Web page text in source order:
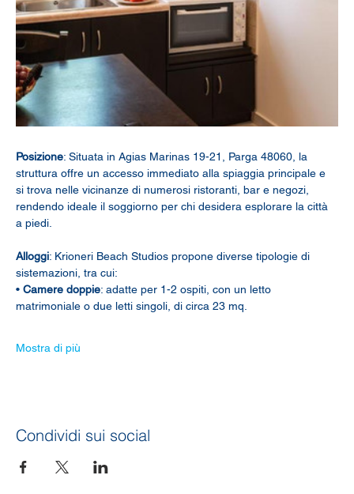
Posizione: Situata in Agias Marinas 19-21, Parga 48060, la
struttura offre un accesso immediato alla spiaggia principale e
si trova nelle vicinanze di numerosi ristoranti, bar e negozi,
rendendo ideale il soggiorno per chi desidera esplorare la città
a piedi.
Alloggi: Krioneri Beach Studios propone diverse tipologie di
sistemazioni, tra cui:
• Camere doppie: adatte per 1-2 ospiti, con un letto
matrimoniale o due letti singoli, di circa 23 mq.
Mostra di più
Condividi sui social